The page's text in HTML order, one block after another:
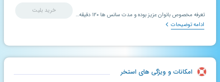
خرید بلیت
تعرفه مخصوص بانوان عزیز بوده و مدت سانس ها ۱۲۰ دقیقه میباشد.
ادامه توضیحات
امکانات و ویژگی های استخر